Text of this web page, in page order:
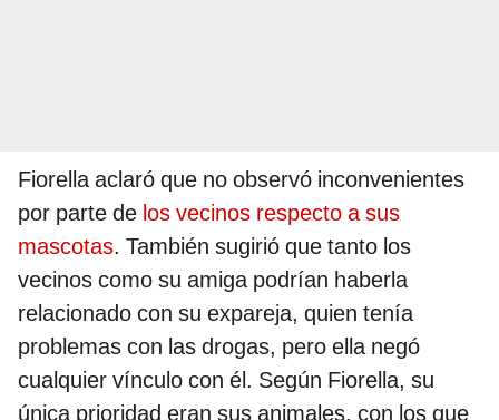
Fiorella aclaró que no observó inconvenientes
por parte de los vecinos respecto a sus
mascotas. También sugirió que tanto los
vecinos como su amiga podrían haberla
relacionado con su expareja, quien tenía
problemas con las drogas, pero ella negó
cualquier vínculo con él. Según Fiorella, su
única prioridad eran sus animales, con los que